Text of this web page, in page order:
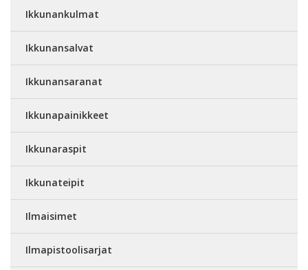
Ikkunankulmat
Ikkunansalvat
Ikkunansaranat
Ikkunapainikkeet
Ikkunaraspit
Ikkunateipit
Ilmaisimet
Ilmapistoolisarjat